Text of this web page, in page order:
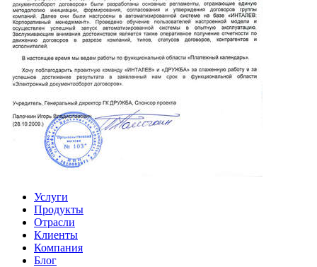
Услуги
Продукты
Отрасли
Клиенты
Компания
Блог